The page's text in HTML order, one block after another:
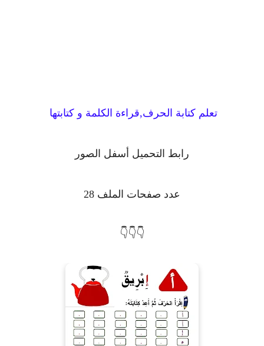
تعلم كتابة الحرف,قراءة الكلمة و كتابتها
رابط التحميل أسفل الصور
عدد صفحات الملف 28
👇👇👇